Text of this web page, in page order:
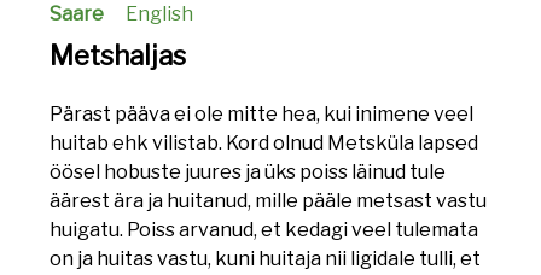
Saare English
Metshaljas
Pärast pääva ei ole mitte hea, kui inimene veel
huitab ehk vilistab. Kord olnud Metsküla lapsed
öösel hobuste juures ja üks poiss läinud tule
äärest ära ja huitanud, mille pääle metsast vastu
huigatu. Poiss arvanud, et kedagi veel tulemata
on ja huitas vastu, kuni huitaja nii ligidale tulli, et